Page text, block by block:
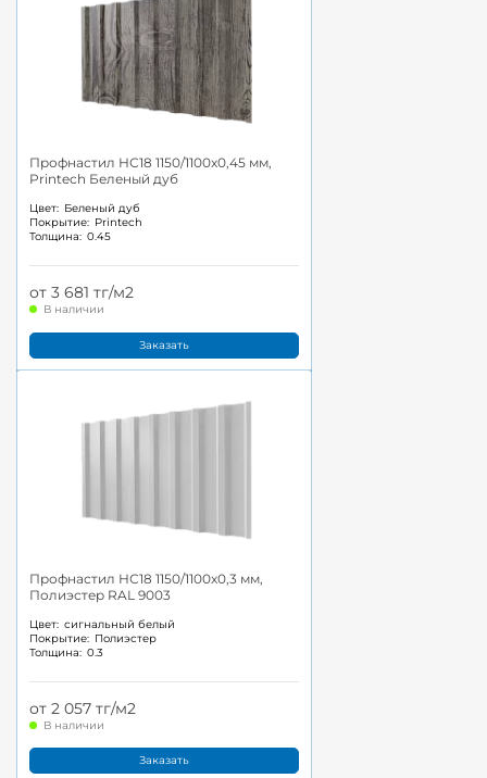
Профнастил НС18 1150/1100x0,45 мм,
Printech Беленый дуб
Цвет: Беленый дуб
Покрытие: Printech
Толщина: 0.45
от 3 681 тг/м2
В наличии
Заказать
Профнастил НС18 1150/1100x0,3 мм,
Полиэстер RAL 9003
Цвет: сигнальный белый
Покрытие: Полиэстер
Толщина: 0.3
от 2 057 тг/м2
В наличии
Заказать